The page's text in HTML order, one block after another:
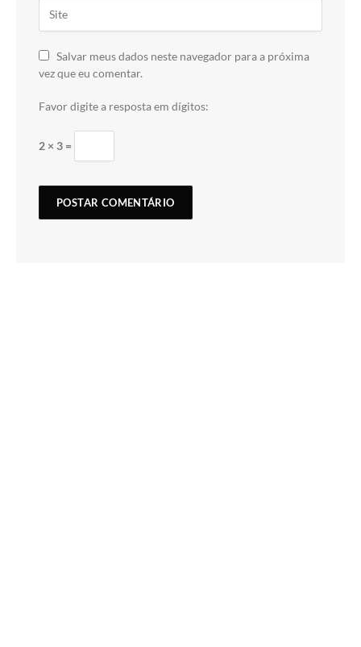
Salvar meus dados neste navegador para a próxima
vez que eu comentar.
Favor digite a resposta em dígitos:
2 × 3 =